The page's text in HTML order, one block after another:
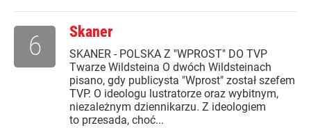
Skaner
SKANER - POLSKA Z "WPROST" DO TVP
Twarze Wildsteina O dwóch Wildsteinach
pisano, gdy publicysta "Wprost" został szefem
TVP. O ideologu lustratorze oraz wybitnym,
niezależnym dziennikarzu. Z ideologiem
to przesada, choć...
6